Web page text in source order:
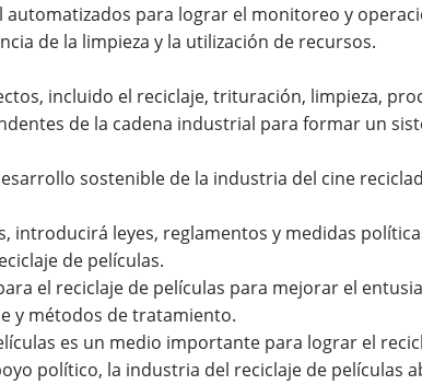
para lograr el monitoreo y
de la limpieza y la utilización de recursos.
incluido el reciclaje, trituración, limpieza,
de la cadena industrial para formar un
sostenible de la industria del cine
leyes, reglamentos y medidas
de películas.
el reciclaje de películas para mejorar el
y métodos de tratamiento.
es un medio importante para lograr el
político, la industria del reciclaje de películas